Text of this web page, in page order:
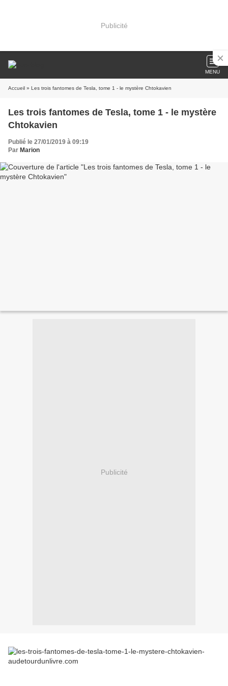
Publicité
MENU
Accueil » Les trois fantomes de Tesla, tome 1 - le mystère Chtokavien
Les trois fantomes de Tesla, tome 1 - le mystère
Chtokavien
Publié le 27/01/2019 à 09:19
Par Marion
Publicité